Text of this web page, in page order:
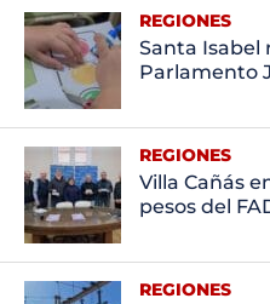
REGIONES
Santa Isabel
Parlamento
REGIONES
Villa Cañás
pesos del
REGIONES